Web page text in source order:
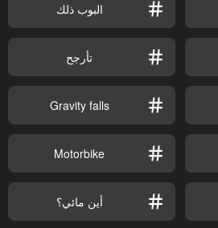
البوب ذلك
تأرجح
Gravity falls
Motorbike
أين مائي؟